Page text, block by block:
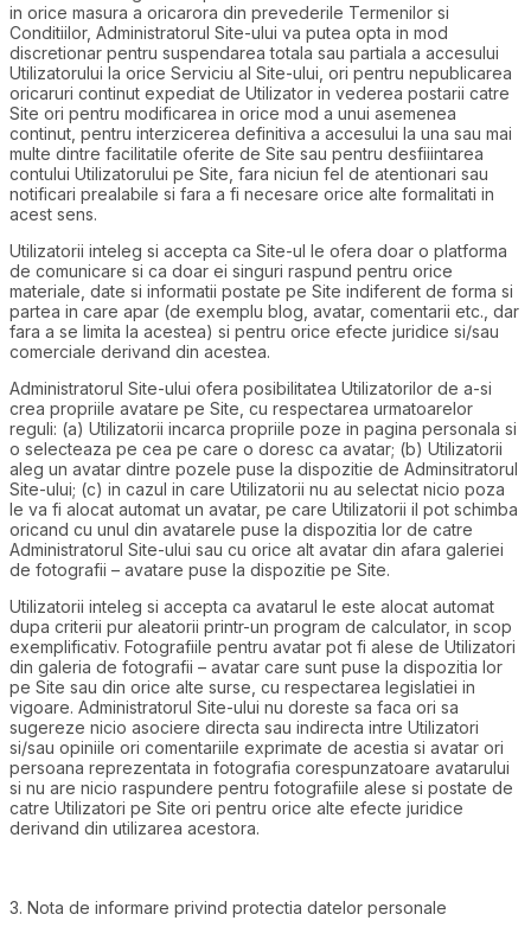
in orice masura a oricarora din prevederile Termenilor si
Conditiilor, Administratorul Site-ului va putea opta in mod
discretionar pentru suspendarea totala sau partiala a accesului
Utilizatorului la orice Serviciu al Site-ului, ori pentru nepublicarea
oricaruri continut expediat de Utilizator in vederea postarii catre
Site ori pentru modificarea in orice mod a unui asemenea
continut, pentru interzicerea definitiva a accesului la una sau mai
multe dintre facilitatile oferite de Site sau pentru desfiiintarea
contului Utilizatorului pe Site, fara niciun fel de atentionari sau
notificari prealabile si fara a fi necesare orice alte formalitati in
acest sens.
Utilizatorii inteleg si accepta ca Site-ul le ofera doar o platforma
de comunicare si ca doar ei singuri raspund pentru orice
materiale, date si informatii postate pe Site indiferent de forma si
partea in care apar (de exemplu blog, avatar, comentarii etc., dar
fara a se limita la acestea) si pentru orice efecte juridice si/sau
comerciale derivand din acestea.
Administratorul Site-ului ofera posibilitatea Utilizatorilor de a-si
crea propriile avatare pe Site, cu respectarea urmatoarelor
reguli: (a) Utilizatorii incarca propriile poze in pagina personala si
o selecteaza pe cea pe care o doresc ca avatar; (b) Utilizatorii
aleg un avatar dintre pozele puse la dispozitie de Adminsitratorul
Site-ului; (c) in cazul in care Utilizatorii nu au selectat nicio poza
le va fi alocat automat un avatar, pe care Utilizatorii il pot schimba
oricand cu unul din avatarele puse la dispozitia lor de catre
Administratorul Site-ului sau cu orice alt avatar din afara galeriei
de fotografii – avatare puse la dispozitie pe Site.
Utilizatorii inteleg si accepta ca avatarul le este alocat automat
dupa criterii pur aleatorii printr-un program de calculator, in scop
exemplificativ. Fotografiile pentru avatar pot fi alese de Utilizatori
din galeria de fotografii – avatar care sunt puse la dispozitia lor
pe Site sau din orice alte surse, cu respectarea legislatiei in
vigoare. Administratorul Site-ului nu doreste sa faca ori sa
sugereze nicio asociere directa sau indirecta intre Utilizatori
si/sau opiniile ori comentariile exprimate de acestia si avatar ori
persoana reprezentata in fotografia corespunzatoare avatarului
si nu are nicio raspundere pentru fotografiile alese si postate de
catre Utilizatori pe Site ori pentru orice alte efecte juridice
derivand din utilizarea acestora.
3. Nota de informare privind protectia datelor personale